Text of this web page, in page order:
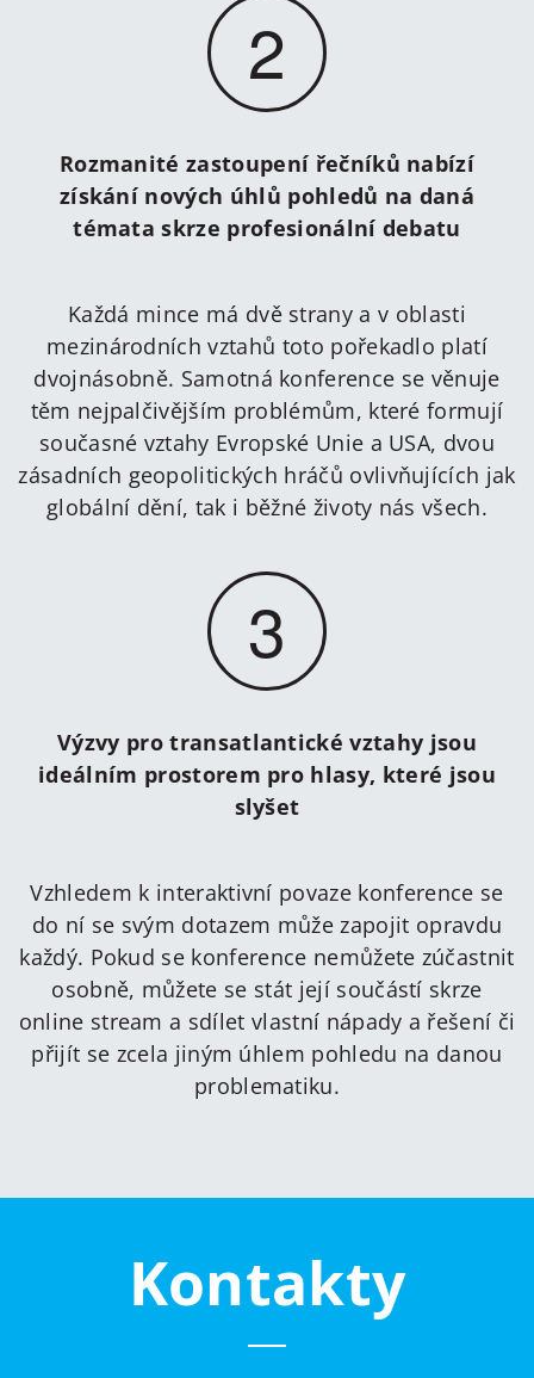
2
Rozmanité zastoupení řečníků nabízí
získání nových úhlů pohledů na daná
témata skrze profesionální debatu
Každá mince má dvě strany a v oblasti
mezinárodních vztahů toto pořekadlo platí
dvojnásobně. Samotná konference se věnuje
těm nejpalčivějším problémům, které formují
současné vztahy Evropské Unie a USA, dvou
zásadních geopolitických hráčů ovlivňujících jak
globální dění, tak i běžné životy nás všech.
3
Výzvy pro transatlantické vztahy jsou
ideálním prostorem pro hlasy, které jsou
slyšet
Vzhledem k interaktivní povaze konference se
do ní se svým dotazem může zapojit opravdu
každý. Pokud se konference nemůžete zúčastnit
osobně, můžete se stát její součástí skrze
online stream a sdílet vlastní nápady a řešení či
přijít se zcela jiným úhlem pohledu na danou
problematiku.
Kontakty